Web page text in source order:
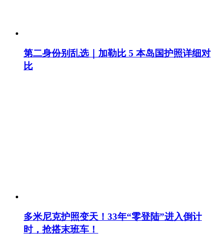
第二身份别乱选｜加勒比 5 本岛国护照详细对
比
多米尼克护照变天！33年“零登陆”进入倒计
时，抢搭末班车！